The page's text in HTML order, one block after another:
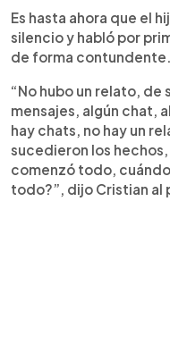
Es hasta ahora que el
silencio y habló por
de forma contundente.
“No hubo un relato,
mensajes, algún chat,
hay chats, no hay un
sucedieron los
comenzó todo,
todo?”, dijo Cristian al